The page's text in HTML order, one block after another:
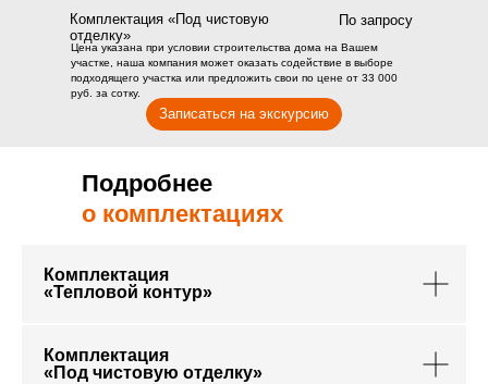
Записаться на экскурсию
Комплектация «Под чистовую
отделку»
По запросу
Цена указана при условии строительства дома на Вашем
участке, наша компания может оказать содействие в выборе
подходящего участка или предложить свои по цене от 33 000
руб. за сотку.
Подробнее
о комплектациях
Комплектация
«Тепловой контур»
Комплектация
«Под чистовую отделку»